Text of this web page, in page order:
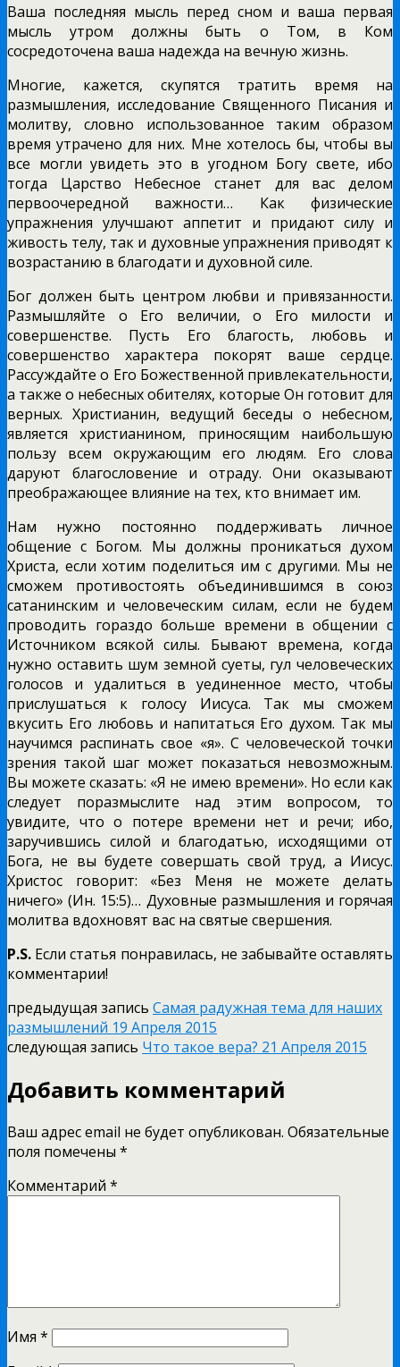
Ваша последняя мысль перед сном и ваша первая
мысль утром должны быть о Том, в Ком
сосредоточена ваша надежда на вечную жизнь.
Многие, кажется, скупятся тратить время на
размышления, исследование Священного Писания и
молитву, словно использованное таким образом
время утрачено для них. Мне хотелось бы, чтобы вы
все могли увидеть это в угодном Богу свете, ибо
тогда Царство Небесное станет для вас делом
первоочередной важности… Как физические
упражнения улучшают аппетит и придают силу и
живость телу, так и духовные упражнения приводят к
возрастанию в благодати и духовной силе.
Бог должен быть центром любви и привязанности.
Размышляйте о Его величии, о Его милости и
совершенстве. Пусть Его благость, любовь и
совершенство характера покорят ваше сердце.
Рассуждайте о Его Божественной привлекательности,
а также о небесных обителях, которые Он готовит для
верных. Христианин, ведущий беседы о небесном,
является христианином, приносящим наибольшую
пользу всем окружающим его людям. Его слова
даруют благословение и отраду. Они оказывают
преображающее влияние на тех, кто внимает им.
Нам нужно постоянно поддерживать личное
общение с Богом. Мы должны проникаться духом
Христа, если хотим поделиться им с другими. Мы не
сможем противостоять объединившимся в союз
сатанинским и человеческим силам, если не будем
проводить гораздо больше времени в общении с
Источником всякой силы. Бывают времена, когда
нужно оставить шум земной суеты, гул человеческих
голосов и удалиться в уединенное место, чтобы
прислушаться к голосу Иисуса. Так мы сможем
вкусить Его любовь и напитаться Его духом. Так мы
научимся распинать свое «я». С человеческой точки
зрения такой шаг может показаться невозможным.
Вы можете сказать: «Я не имею времени». Но если как
следует поразмыслите над этим вопросом, то
увидите, что о потере времени нет и речи; ибо,
заручившись силой и благодатью, исходящими от
Бога, не вы будете совершать свой труд, а Иисус.
Христос говорит: «Без Меня не можете делать
ничего» (Ин. 15:5)… Духовные размышления и горячая
молитва вдохновят вас на святые свершения.
P.S. Если статья понравилась, не забывайте оставлять
комментарии!
предыдущая запись Самая радужная тема для наших
размышлений 19 Апреля 2015
следующая запись Что такое вера? 21 Апреля 2015
Добавить комментарий
Ваш адрес email не будет опубликован. Обязательные
поля помечены *
Комментарий *
Имя *